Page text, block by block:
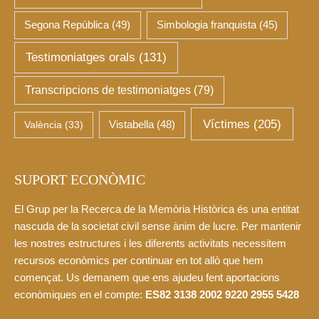
Segona República(49) Simbologia franquista(45)
Testimoniatges orals (131)
Transcripcions de testimoniatges (79)
València (33) Vistabella(48) Víctimes (205)
SUPORT ECONÒMIC
El Grup per la Recerca de la Memòria Històrica és una entitat
nascuda de la societat civil sense ànim de lucre. Per mantenir
les nostres estructures i les diferents activitats necessitem
recursos econòmics per continuar en tot allò que hem
començat. Us demanem que ens ajudeu fent aportacions
econòmiques en el compte: ES82 3138 2002 9220 2955 5428